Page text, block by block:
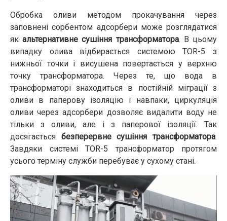
Обробка оливи методом прокачування через
заповнені сорбентом адсорбери може розглядатися
якальтернативне сушіння трансформатора. В цьому
випадку олива відбирається системою TOR-5 з
нижньої точки і висушена повертається у верхню
точку трансформатора. Через те, що вода в
трансформаторі знаходиться в постійній міграції з
оливи в паперову ізоляцію і навпаки, циркуляція
оливи через адсорбери дозволяє видалити воду не
тільки з оливи, але і з паперової ізоляції. Так
досягається безперервне сушіння трансформатора.
Завдяки системі TOR-5 трансформатор протягом
усього терміну служби перебуває у сухому стані.